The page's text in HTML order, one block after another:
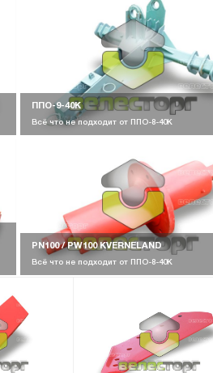
ППО-9-40К
Всё что не подходит от ППО-8-40К
PN100 / PW100 KVERNELAND
Всё что не подходит от ППО-8-40К